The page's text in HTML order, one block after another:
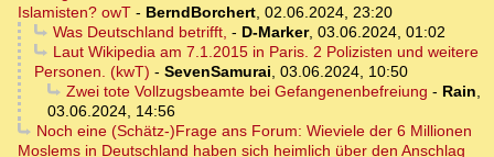
Islamisten? owT - BerndBorchert, 02.06.2024, 23:20
Was Deutschland betrifft, - D-Marker, 03.06.2024, 01:02
Laut Wikipedia am 7.1.2015 in Paris. 2 Polizisten und weitere
Personen. (kwT) - SevenSamurai, 03.06.2024, 10:50
Zwei tote Vollzugsbeamte bei Gefangenenbefreiung - Rain,
03.06.2024, 14:56
Noch eine (Schätz-)Frage ans Forum: Wieviele der 6 Millionen
Moslems in Deutschland haben sich heimlich über den Anschlag